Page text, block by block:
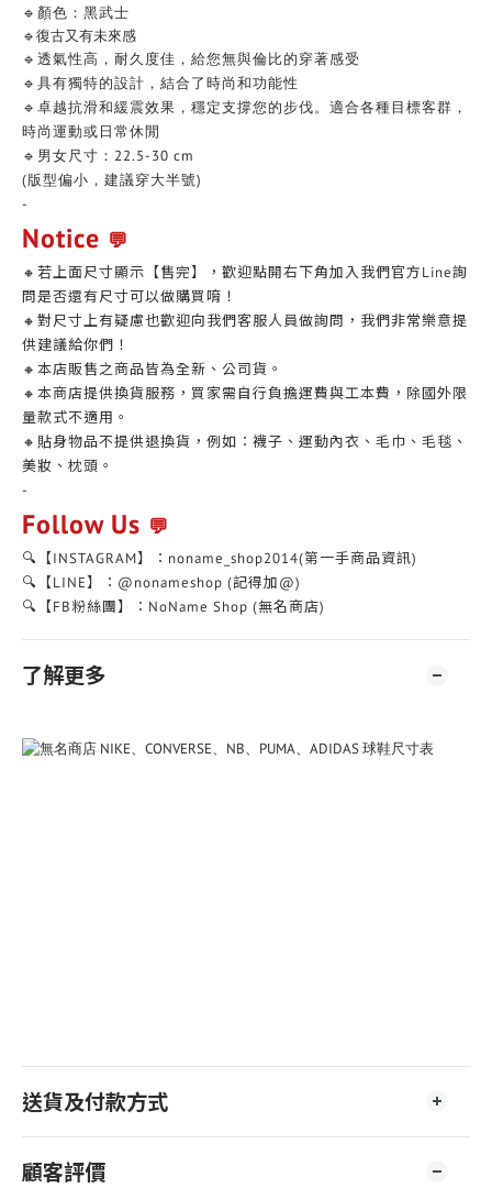
🔹顏色：黑武士
🔹復古又有未來感
🔹透氣性高，耐久度佳，給您無與倫比的穿著感受
🔹具有獨特的設計，結合了時尚和功能性
🔹卓越抗滑和緩震效果，穩定支撐您的步伐。適合各種目標客群，
時尚運動或日常休閒
🔹男女尺寸：22.5-30 cm
(版型偏小，建議穿大半號)
-
Notice 💬
🔸若上面尺寸顯示【售完】，歡迎點開右下角加入我們官方Line詢
問是否還有尺寸可以做購買唷！
🔸對尺寸上有疑慮也歡迎向我們客服人員做詢問，我們非常樂意提
供建議給你們！
🔸本店販售之商品皆為全新、公司貨。
🔸本商店提供換貨服務，買家需自行負擔運費與工本費，除國外限
量款式不適用。
🔸貼身物品不提供退換貨，例如：襪子、運動內衣、毛巾、毛毯、
美妝、枕頭。
-
Follow Us 💬
🔍【INSTAGRAM】：noname_shop2014(第一手商品資訊)
🔍【LINE】：@nonameshop (記得加@)
🔍【FB粉絲團】：NoName Shop (無名商店)
了解更多
送貨及付款方式
顧客評價